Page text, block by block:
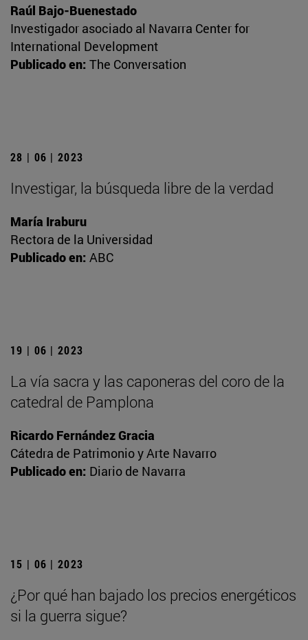
Raúl Bajo-Buenestado
Investigador asociado al Navarra Center for
International Development
Publicado en: The Conversation
28 | 06 | 2023
Investigar, la búsqueda libre de la verdad
María Iraburu
Rectora de la Universidad
Publicado en: ABC
19 | 06 | 2023
La vía sacra y las caponeras del coro de la
catedral de Pamplona
Ricardo Fernández Gracia
Cátedra de Patrimonio y Arte Navarro
Publicado en: Diario de Navarra
15 | 06 | 2023
¿Por qué han bajado los precios energéticos
si la guerra sigue?